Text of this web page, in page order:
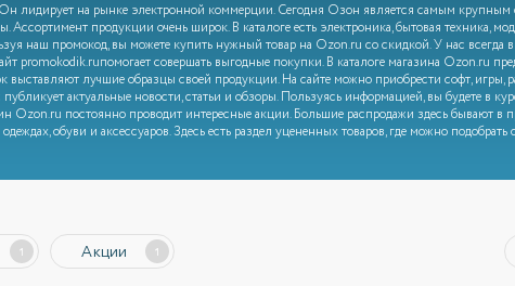
лидирует на рынке электронной коммерции. Сегодня Озон является самым крупным
Ассортимент продукции очень широк. В каталоге есть электроника, бытовая техника,
наш промокод, вы можете купить нужный товар на Ozon.ru со скидкой. У нас всегда
promokodik.ruпомогает совершать выгодные покупки. В каталоге магазина Ozon.ru
выставляют лучшие образцы своей продукции. На сайте можно приобрести софт, игры,
актуальные новости, статьи и обзоры. Пользуясь информацией, вы будете в
Ozon.ru постоянно проводит интересные акции. Большие распродажи здесь бывают в
обуви и аксессуаров. Здесь есть раздел уцененных товаров, где можно
1 Акции 1